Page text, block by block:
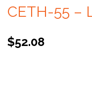
CETH-55 –
$52.08